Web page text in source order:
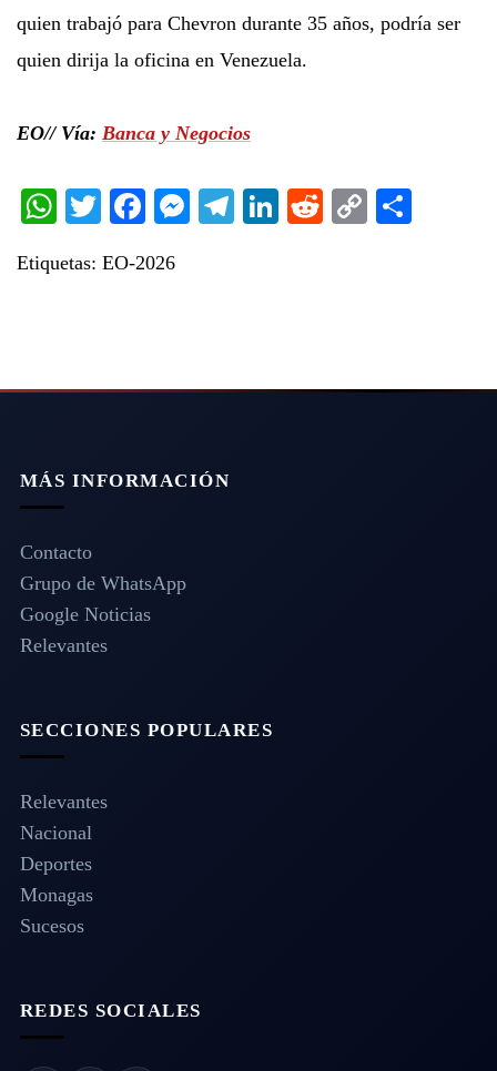
quien trabajó para Chevron durante 35 años, podría ser
quien dirija la oficina en Venezuela.
EO// Vía: Banca y Negocios
WhatsApp
TwitterFacebook
Messenger
Telegram
LinkedIn
RedditCopy
Etiquetas: EO-2026
MÁS INFORMACIÓN
Contacto
Grupo de WhatsApp
Google Noticias
Relevantes
SECCIONES POPULARES
Relevantes
Nacional
Deportes
Monagas
Sucesos
REDES SOCIALES